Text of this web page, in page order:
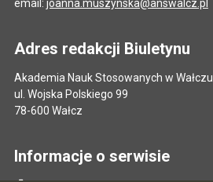
email: joanna.muszynska@answalcz.pl
Adres redakcji Biuletynu
Akademia Nauk Stosowanych w Wałczu
ul. Wojska Polskiego 99
78-600 Wałcz
Informacje o serwisie